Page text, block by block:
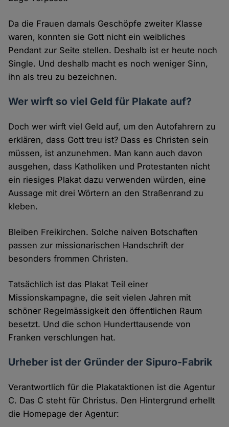
Da die Frauen damals Geschöpfe zweiter Klasse
waren, konnten sie Gott nicht ein weibliches
Pendant zur Seite stellen. Deshalb ist er heute noch
Single. Und deshalb macht es noch weniger Sinn,
ihn als treu zu bezeichnen.
Wer wirft so viel Geld für Plakate auf?
Doch wer wirft viel Geld auf, um den Autofahrern zu
erklären, dass Gott treu ist? Dass es Christen sein
müssen, ist anzunehmen. Man kann auch davon
ausgehen, dass Katholiken und Protestanten nicht
ein riesiges Plakat dazu verwenden würden, eine
Aussage mit drei Wörtern an den Straßenrand zu
kleben.
Bleiben Freikirchen. Solche naiven Botschaften
passen zur missionarischen Handschrift der
besonders frommen Christen.
Tatsächlich ist das Plakat Teil einer
Missionskampagne, die seit vielen Jahren mit
schöner Regelmässigkeit den öffentlichen Raum
besetzt. Und die schon Hunderttausende von
Franken verschlungen hat.
Urheber ist der Gründer der Sipuro-Fabrik
Verantwortlich für die Plakataktionen ist die Agentur
C. Das C steht für Christus. Den Hintergrund erhellt
die Homepage der Agentur: